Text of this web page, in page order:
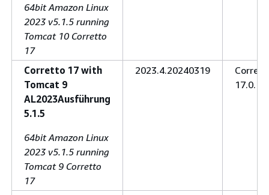
64bit Amazon Linux
2023 v5.1.5 running
Tomcat 10 Corretto
17
Corretto 17 with
Tomcat 9
AL2023Ausführung
5.1.5
64bit Amazon Linux
2023 v5.1.5 running
Tomcat 9 Corretto
17
2023.4.20240319